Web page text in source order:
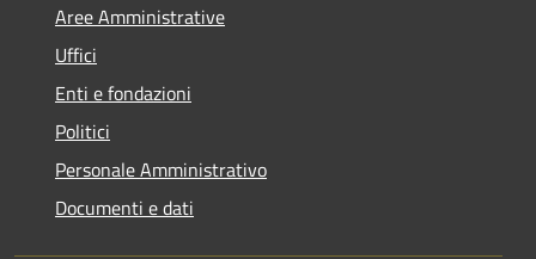
Aree Amministrative
Uffici
Enti e fondazioni
Politici
Personale Amministrativo
Documenti e dati